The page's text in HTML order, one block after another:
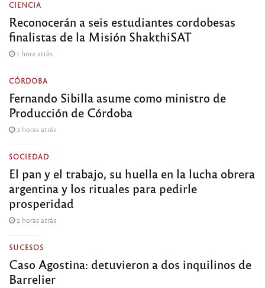
CIENCIA
Reconocerán a seis estudiantes cordobesas
finalistas de la Misión ShakthiSAT
1 hora atrás
CÓRDOBA
Fernando Sibilla asume como ministro de
Producción de Córdoba
2 horas atrás
SOCIEDAD
El pan y el trabajo, su huella en la lucha obrera
argentina y los rituales para pedirle
prosperidad
2 horas atrás
SUCESOS
Caso Agostina: detuvieron a dos inquilinos de
Barrelier